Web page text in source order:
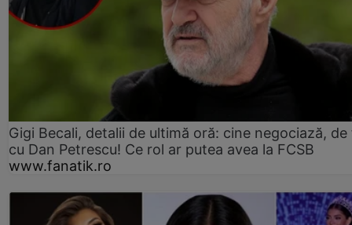
Gigi Becali, detalii de ultimă oră: cine negociază,
cu Dan Petrescu! Ce rol ar putea avea la FCSB
www.fanatik.ro